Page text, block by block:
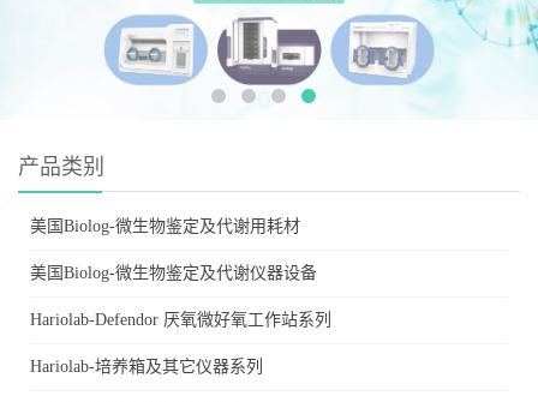
产品类别
美国Biolog-微生物鉴定及代谢用耗材
美国Biolog-微生物鉴定及代谢仪器设备
Hariolab-Defendor 厌氧微好氧工作站系列
Hariolab-培养箱及其它仪器系列